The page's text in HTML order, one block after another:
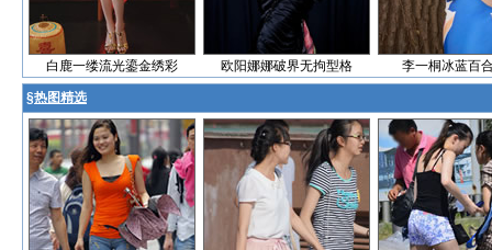
白鹿一缕流光鎏金绣彩 欧阳娜娜破界无拘型格 李一桐冰蓝百
§热图精选